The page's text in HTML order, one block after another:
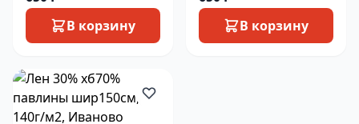
В корзину
В корзину